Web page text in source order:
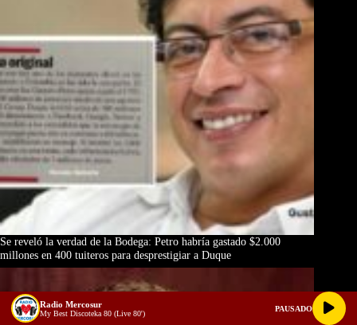
Se reveló la verdad de la Bodega: Petro habría gastado $2.000
millones en 400 tuiteros para desprestigiar a Duque
Radio Mercosur
My Best Discoteka 80 (Live 80')
PAUSADO